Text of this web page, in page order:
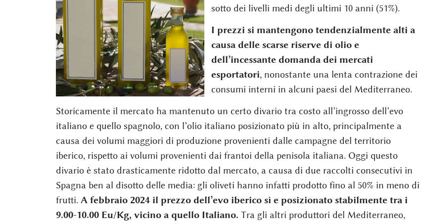
sotto dei livelli medi degli ultimi 10 anni (51%).
I prezzi si mantengono tendenzialmente alti a
causa delle scarse riserve di olio e
dell’incessante domanda dei mercati
esportatori, nonostante una lenta contrazione dei
consumi interni in alcuni paesi del Mediterraneo.
Storicamente il mercato ha mantenuto un certo divario tra costo all’ingrosso dell’evo
italiano e quello spagnolo, con l’olio italiano posizionato più in alto, principalmente a
causa dei volumi maggiori di produzione provenienti dalle campagne del territorio
iberico, rispetto ai volumi provenienti dai frantoi della penisola italiana. Oggi questo
divario è stato drasticamente ridotto dal mercato, a causa di due raccolti consecutivi in
Spagna ben al disotto delle media: gli oliveti hanno infatti prodotto fino al 50% in meno di
frutti. A febbraio 2024 il prezzo dell’evo iberico sì e posizionato stabilmente tra i
9.00-10.00 Eu/Kg, vicino a quello Italiano. Tra gli altri produttori del Mediterraneo,